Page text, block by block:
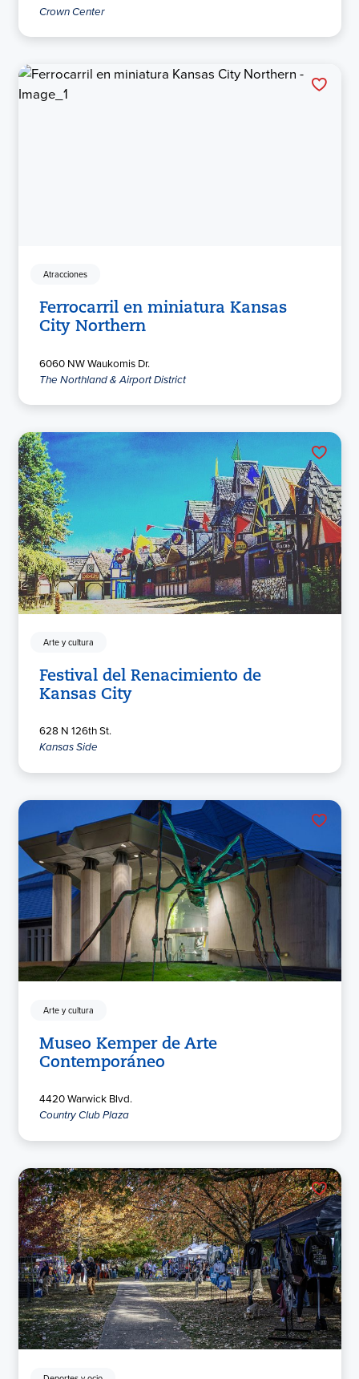
Crown Center
Atracciones
Ferrocarril en miniatura Kansas
City Northern
6060 NW Waukomis Dr.
The Northland & Airport District
Arte y cultura
Festival del Renacimiento de
Kansas City
628 N 126th St.
Kansas Side
Arte y cultura
Museo Kemper de Arte
Contemporáneo
4420 Warwick Blvd.
Country Club Plaza